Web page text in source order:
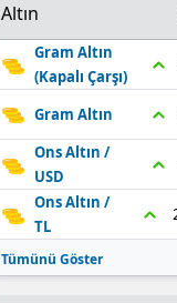
Altın
Gram Altın
(Kapalı Çarşı)
Gram Altın
Ons Altın /
USD
Ons Altın /
TL
Tümünü Göster